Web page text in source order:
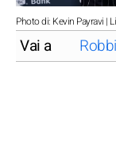
Photo di: Kevin Payravi |
Vai a